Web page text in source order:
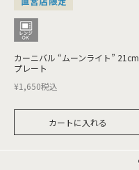
カーニバル “ムーンライト” 21cm
プレート
¥1,650税込
カートに入れる